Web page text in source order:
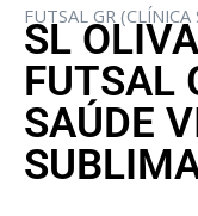
FUTSAL GR
SL
FUTSAL
SAÚDE